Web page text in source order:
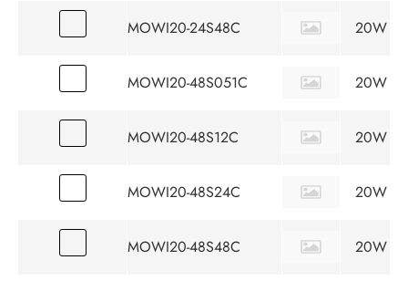
MOWI20-24S48C 20W
MOWI20-48S051C 20W
MOWI20-48S12C 20W
MOWI20-48S24C 20W
MOWI20-48S48C 20W